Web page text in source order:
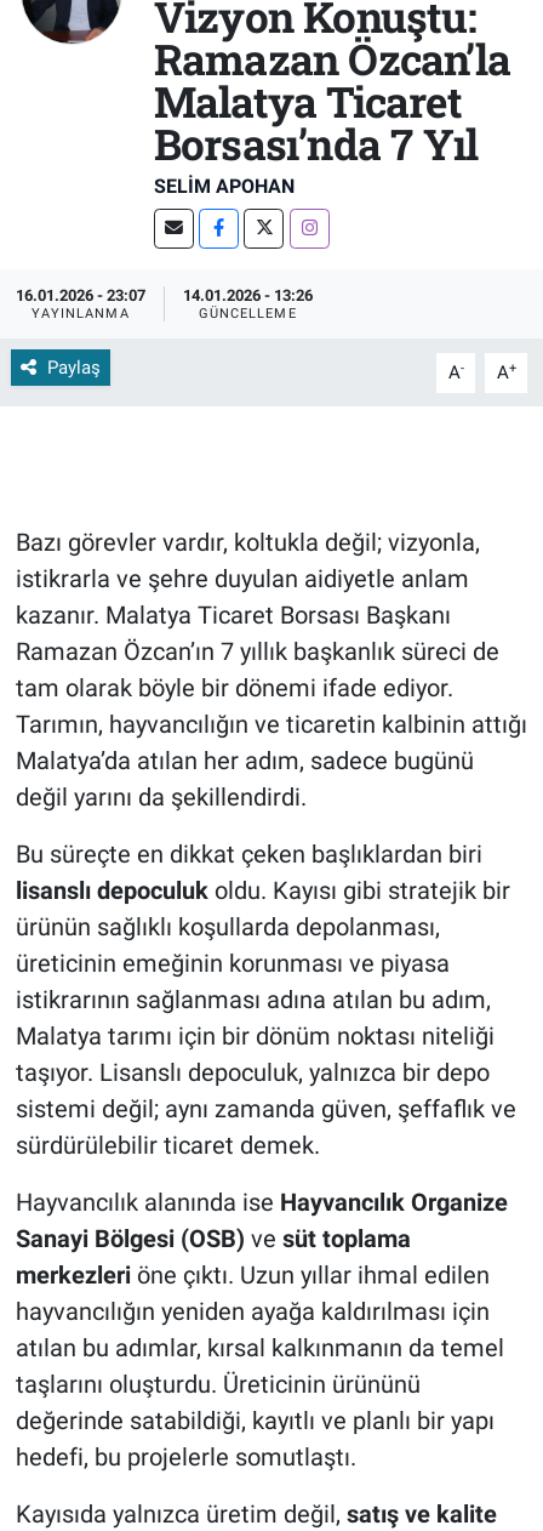
Vizyon Konuştu:
Ramazan Özcan’la
Malatya Ticaret
Borsası’nda 7 Yıl
SELIM APOHAN
16.01.2026 - 23:07
YAYINLANMA
14.01.2026 - 13:26
GÜNCELLEME
Paylaş A- A+
Bazı görevler vardır, koltukla değil; vizyonla,
istikrarla ve şehre duyulan aidiyetle anlam
kazanır. Malatya Ticaret Borsası Başkanı
Ramazan Özcan’ın 7 yıllık başkanlık süreci de
tam olarak böyle bir dönemi ifade ediyor.
Tarımın, hayvancılığın ve ticaretin kalbinin attığı
Malatya’da atılan her adım, sadece bugünü
değil yarını da şekillendirdi.
Bu süreçte en dikkat çeken başlıklardan biri
lisanslı depoculukoldu. Kayısı gibi stratejik bir
ürünün sağlıklı koşullarda depolanması,
üreticinin emeğinin korunması ve piyasa
istikrarının sağlanması adına atılan bu adım,
Malatya tarımı için bir dönüm noktası niteliği
taşıyor. Lisanslı depoculuk, yalnızca bir depo
sistemi değil; aynı zamanda güven, şeffaflık ve
sürdürülebilir ticaret demek.
Hayvancılık alanında ise Hayvancılık Organize
Sanayi Bölgesi (OSB) ve süt toplama
merkezleriöne çıktı. Uzun yıllar ihmal edilen
hayvancılığın yeniden ayağa kaldırılması için
atılan bu adımlar, kırsal kalkınmanın da temel
taşlarını oluşturdu. Üreticinin ürününü
değerinde satabildiği, kayıtlı ve planlı bir yapı
hedefi, bu projelerle somutlaştı.
Kayısıda yalnızca üretim değil, satış ve kalite